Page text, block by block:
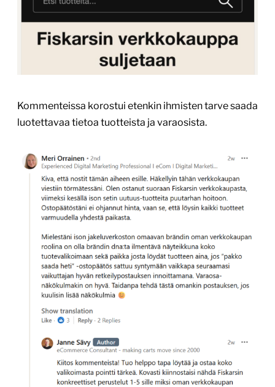
Kommenteissa korostui etenkin ihmisten tarve saada
luotettavaa tietoa tuotteista ja varaosista.